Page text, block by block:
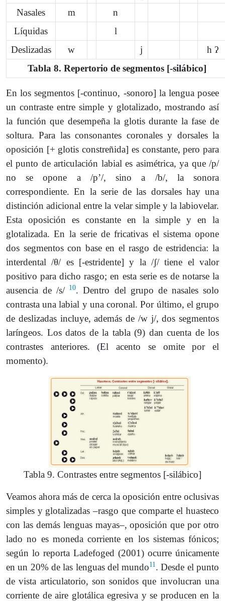
Nasales
m
n
Líquidas
l
Deslizadas
w j
h ʔ
Tabla 8. Repertorio de segmentos [-silábico]
En los segmentos [-continuo, -sonoro] la lengua posee
un contraste entre simple y glotalizado, mostrando así
la función que desempeña la glotis durante la fase de
soltura. Para las consonantes coronales y dorsales la
oposición [+ glotis constreñida] es constante, pero para
el punto de articulación labial es asimétrica, ya que /p/
no se opone a /pʼ/, sino a /b/, la sonora
correspondiente. En la serie de las dorsales hay una
distinción adicional entre la velar simple y la labiovelar.
Esta oposición es constante en la simple y en la
glotalizada. En la serie de fricativas el sistema opone
dos segmentos con base en el rasgo de estridencia: la
interdental /θ/ es [-estridente] y la /ʃ/ tiene el valor
positivo para dicho rasgo; en esta serie es de notarse la
ausencia de /s/ 10. Dentro del grupo de nasales solo
contrasta una labial y una coronal. Por último, el grupo
de deslizadas incluye, además de /w j/, dos segmentos
laríngeos. Los datos de la tabla (9) dan cuenta de los
contrastes anteriores. (El acento se omite por el
momento).
Tabla 9. Contrastes entre segmentos [-silábico]
Veamos ahora más de cerca la oposición entre oclusivas
simples y glotalizadas –rasgo que comparte el huasteco
con las demás lenguas mayas–, oposición que por otro
lado no es moneda corriente en los sistemas fónicos;
según lo reporta Ladefoged (2001) ocurre únicamente
en un 20% de las lenguas del mundo11. Desde el punto
de vista articulatorio, son sonidos que involucran una
corriente de aire glotálica egresiva y se producen en la